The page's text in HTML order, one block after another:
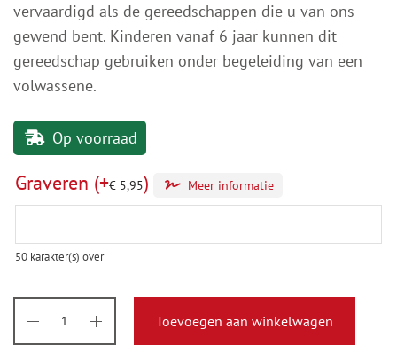
vervaardigd als de gereedschappen die u van ons
gewend bent. Kinderen vanaf 6 jaar kunnen dit
gereedschap gebruiken onder begeleiding van een
volwassene.
Op voorraad
Graveren (+€ 5,95)
50 karakter(s) over
Meer informatie
Toevoegen aan winkelwagen